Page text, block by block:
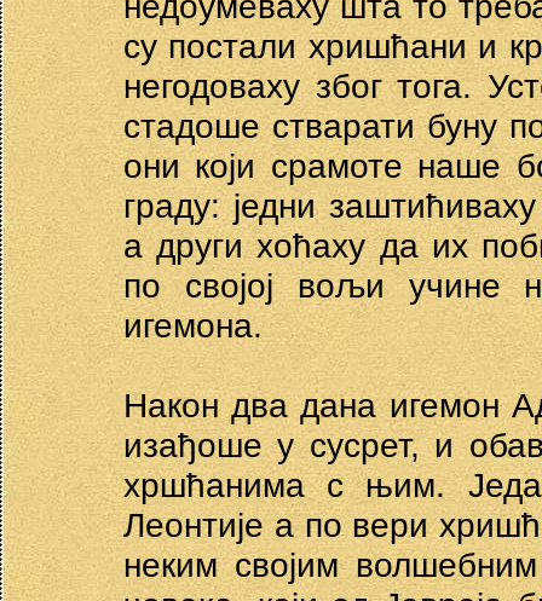
су постали хришћани и
негодоваху због тога.
стадоше стварати буну
они који срамоте наше
граду: једни
а други хоћаху да их
по својој вољи учине
игемона.
Након два дана игемон
изађоше у сусрет, и
хршћанима с њим.
Леонтије а по вери
неким својим